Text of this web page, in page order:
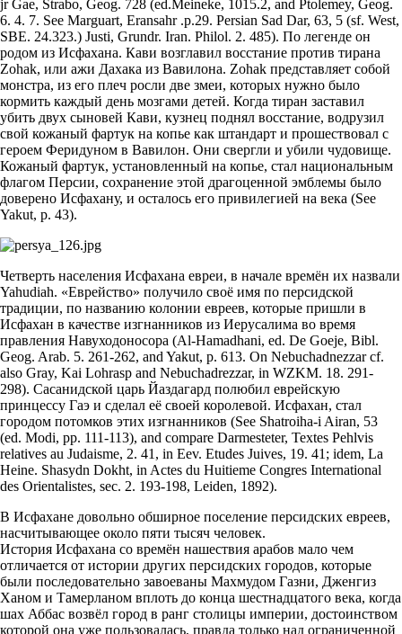
jr Gae, Strabo, Geog. 728 (ed.Meineke, 1015.2, and Ptolemey, Geog.
6. 4. 7. See Marguart, Eransahr .p.29. Persian Sad Dar, 63, 5 (sf. West,
SBE. 24.323.) Justi, Grundr. Iran. Philol. 2. 485). По легенде он
родом из Исфахана. Кави возглавил восстание против тирана
Zohak, или ажи Дахака из Вавилона. Zohak представляет собой
монстра, из его плеч росли две змеи, которых нужно было
кормить каждый день мозгами детей. Когда тиран заставил
убить двух сыновей Кави, кузнец поднял восстание, водрузил
свой кожаный фартук на копье как штандарт и прошествовал с
героем Феридуном в Вавилон. Они свергли и убили чудовище.
Кожаный фартук, установленный на копье, стал национальным
флагом Персии, сохранение этой драгоценной эмблемы было
доверено Исфахану, и осталось его привилегией на века (See
Yakut, p. 43).
Четверть населения Исфахана евреи, в начале времён их назвали
Yahudiah. «Еврейство» получило своё имя по персидской
традиции, по названию колонии евреев, которые пришли в
Исфахан в качестве изгнанников из Иерусалима во время
правления Навуходоносора (Al-Hamadhani, ed. De Goeje, Bibl.
Geog. Arab. 5. 261-262, and Yakut, p. 613. On Nebuchadnezzar cf.
also Gray, Kai Lohrasp and Nebuchadrezzar, in WZKM. 18. 291-
298). Сасанидской царь Йаздагард полюбил еврейскую
принцессу Гаэ и сделал её своей королевой. Исфахан, стал
городом потомков этих изгнанников (See Shatroiha-i Airan, 53
(ed. Modi, pp. 111-113), and compare Darmesteter, Textes Pehlvis
relatives au Judaisme, 2. 41, in Eev. Еtudes Juives, 19. 41; idem, La
Heine. Shasydn Dokht, in Actes du Huitieme Congres International
des Orientalistes, sec. 2. 193-198, Leiden, 1892).
В Исфахане довольно обширное поселение персидских евреев,
насчитывающее около пяти тысяч человек.
История Исфахана со времён нашествия арабов мало чем
отличается от истории других персидских городов, которые
были последовательно завоеваны Махмудом Газни, Дженгиз
Ханом и Тамерланом вплоть до конца шестнадцатого века, когда
шах Аббас возвёл город в ранг столицы империи, достоинством
которой она уже пользовалась, правда только над ограниченной